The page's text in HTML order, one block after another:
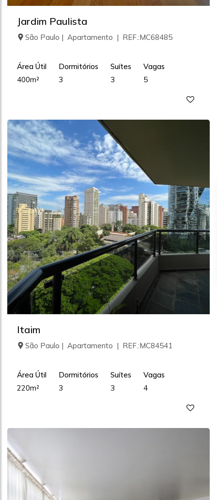
Jardim Paulista
São Paulo | Apartamento | REF.:MC68485
Área Útil
400m²
Dormitórios
3
Suítes
3
Vagas
5
Itaim
São Paulo | Apartamento | REF.:MC84541
Área Útil
220m²
Dormitórios
3
Suítes
3
Vagas
4